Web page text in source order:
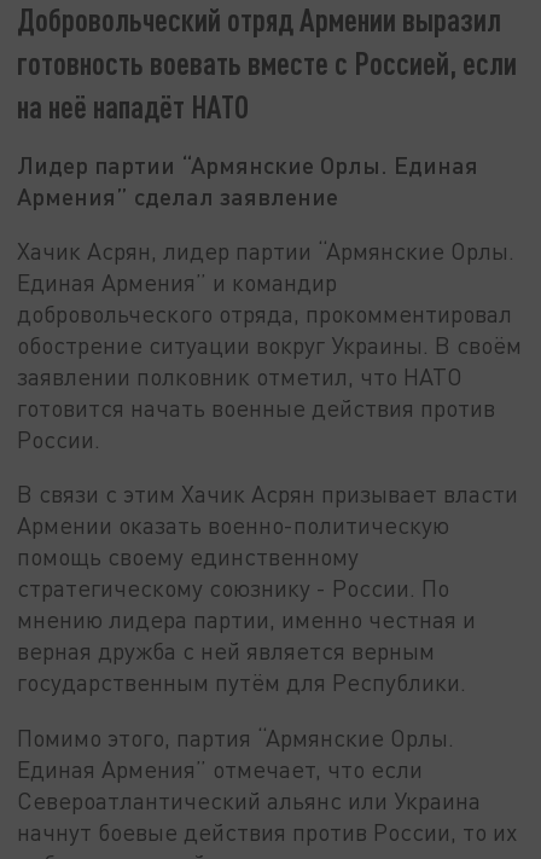
Добровольческий отряд Армении выразил
готовность воевать вместе с Россией, если
на неё нападёт НАТО
Лидер партии “Армянские Орлы. Единая
Армения” сделал заявление
Хачик Асрян, лидер партии “Армянские Орлы.
Единая Армения” и командир
добровольческого отряда, прокомментировал
обострение ситуации вокруг Украины. В своём
заявлении полковник отметил, что НАТО
готовится начать военные действия против
России.
В связи с этим Хачик Асрян призывает власти
Армении оказать военно-политическую
помощь своему единственному
стратегическому союзнику - России. По
мнению лидера партии, именно честная и
верная дружба с ней является верным
государственным путём для Республики.
Помимо этого, партия “Армянские Орлы.
Единая Армения” отмечает, что если
Североатлантический альянс или Украина
начнут боевые действия против России, то их